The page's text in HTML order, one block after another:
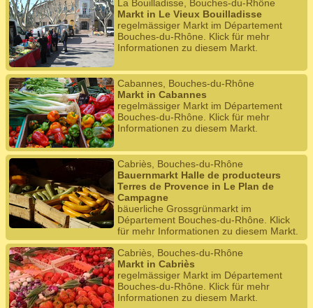
La Bouilladisse, Bouches-du-Rhône
Markt in Le Vieux Bouilladisse
regelmässiger Markt im Département
Bouches-du-Rhône. Klick für mehr
Informationen zu diesem Markt.
Cabannes, Bouches-du-Rhône
Markt in Cabannes
regelmässiger Markt im Département
Bouches-du-Rhône. Klick für mehr
Informationen zu diesem Markt.
Cabriès, Bouches-du-Rhône
Bauernmarkt Halle de producteurs
Terres de Provence in Le Plan de
Campagne
bäuerliche Grossgrünmarkt im
Département Bouches-du-Rhône. Klick
für mehr Informationen zu diesem Markt.
Cabriès, Bouches-du-Rhône
Markt in Cabriès
regelmässiger Markt im Département
Bouches-du-Rhône. Klick für mehr
Informationen zu diesem Markt.